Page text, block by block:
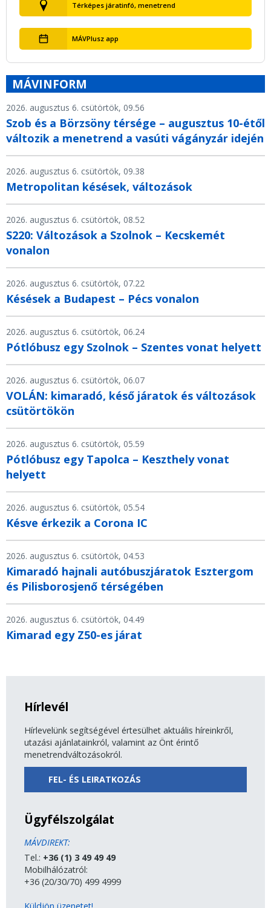
Térképes járatinfó, menetrend
MÁVPlusz app
MÁVINFORM
2026. augusztus 6. csütörtök, 09.56
Szob és a Börzsöny térsége – augusztus 10-étől
változik a menetrend a vasúti vágányzár idején
2026. augusztus 6. csütörtök, 09.38
Metropolitan késések, változások
2026. augusztus 6. csütörtök, 08.52
S220: Változások a Szolnok – Kecskemét
vonalon
2026. augusztus 6. csütörtök, 07.22
Késések a Budapest – Pécs vonalon
2026. augusztus 6. csütörtök, 06.24
Pótlóbusz egy Szolnok – Szentes vonat helyett
2026. augusztus 6. csütörtök, 06.07
VOLÁN: kimaradó, késő járatok és változások
csütörtökön
2026. augusztus 6. csütörtök, 05.59
Pótlóbusz egy Tapolca – Keszthely vonat
helyett
2026. augusztus 6. csütörtök, 05.54
Késve érkezik a Corona IC
2026. augusztus 6. csütörtök, 04.53
Kimaradó hajnali autóbuszjáratok Esztergom
és Pilisborosjenő térségében
2026. augusztus 6. csütörtök, 04.49
Kimarad egy Z50-es járat
Hírlevél
Hírlevelünk segítségével értesülhet aktuális híreinkről,
utazási ajánlatainkról, valamint az Önt érintő
menetrendváltozásokról.
FEL- ÉS LEIRATKOZÁS
Ügyfélszolgálat
MÁVDIREKT:
Tel.: +36 (1) 3 49 49 49
Mobilhálózatról:
+36 (20/30/70) 499 4999